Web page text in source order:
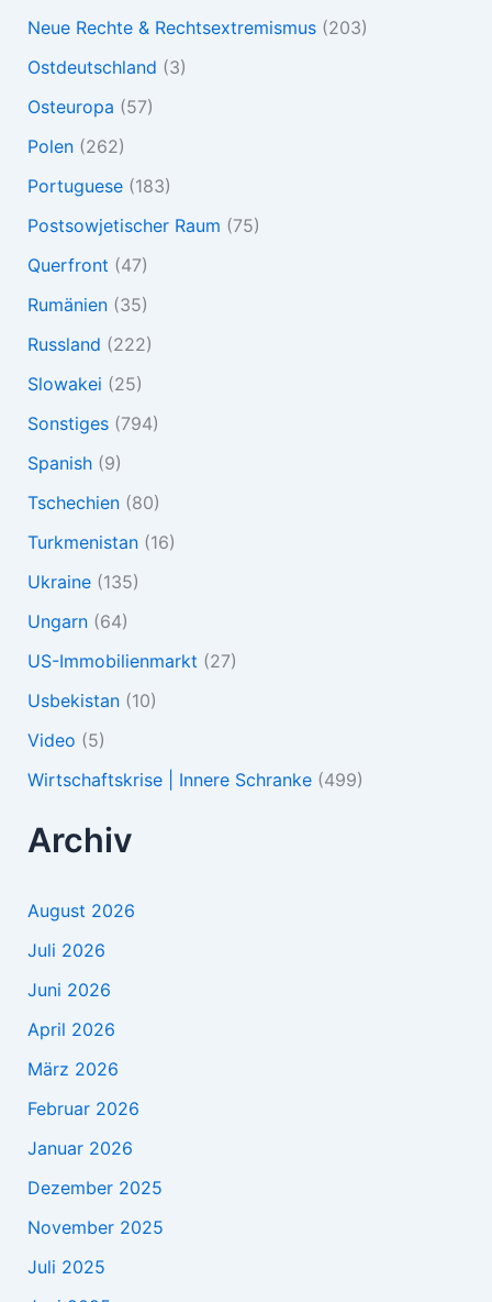
Neue Rechte & Rechtsextremismus(203)
Ostdeutschland (3)
Osteuropa (57)
Polen(262)
Portuguese(183)
Postsowjetischer Raum (75)
Querfront (47)
Rumänien(35)
Russland (222)
Slowakei (25)
Sonstiges(794)
Spanish(9)
Tschechien(80)
Turkmenistan(16)
Ukraine(135)
Ungarn(64)
US-Immobilienmarkt (27)
Usbekistan(10)
Video (5)
Wirtschaftskrise | Innere Schranke(499)
Archiv
August 2026
Juli 2026
Juni 2026
April 2026
März 2026
Februar 2026
Januar 2026
Dezember 2025
November 2025
Juli 2025